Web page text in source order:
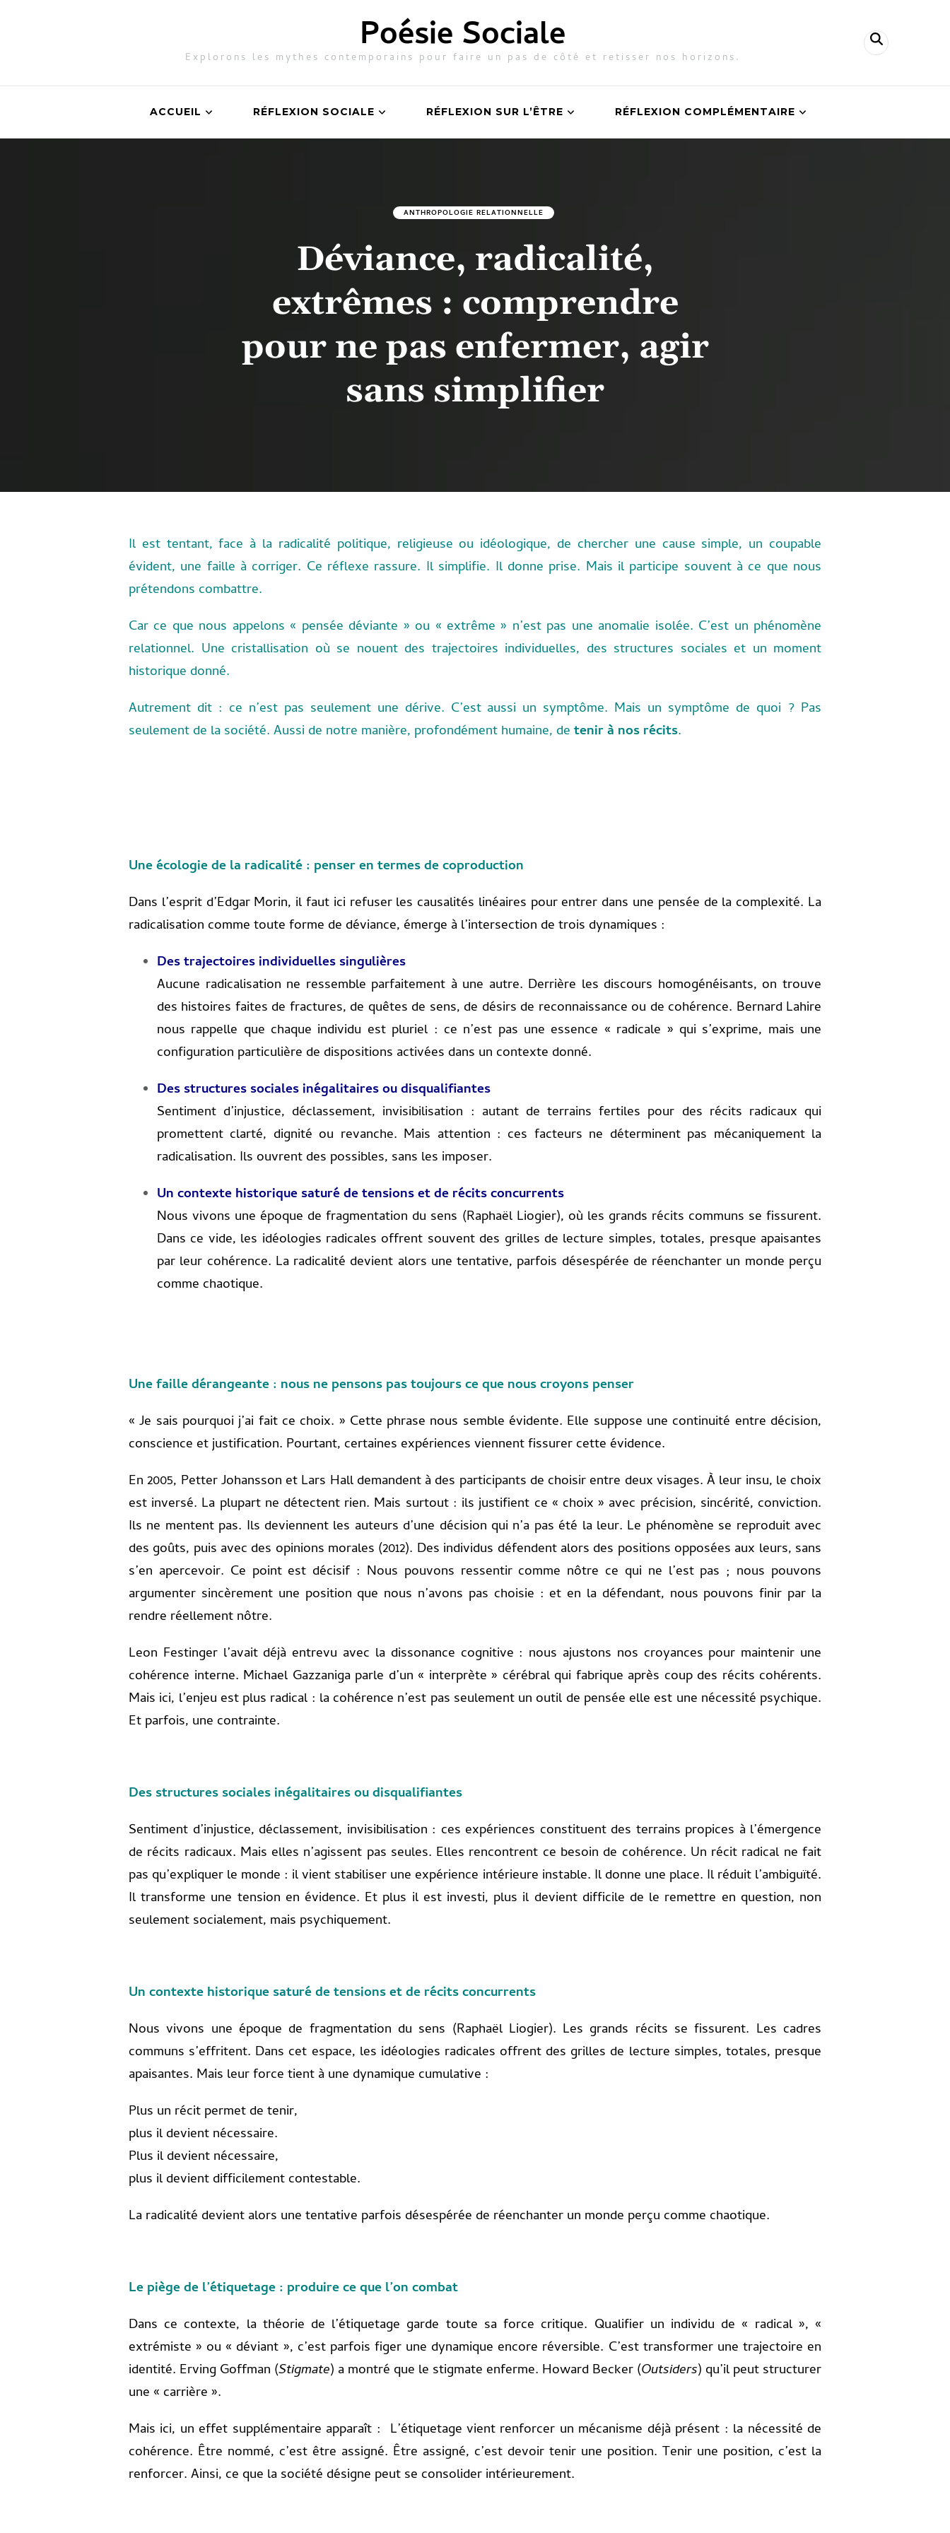
Poésie Sociale
Explorons les mythes contemporains pour faire un pas de côté et retisser nos horizons.
ACCUEIL RÉFLEXION SOCIALE RÉFLEXION SUR L’ÊTRE RÉFLEXION COMPLÉMENTAIRE
ANTHROPOLOGIE RELATIONNELLE
Déviance, radicalité,
extrêmes : comprendre
pour ne pas enfermer, agir
sans simplifier
Il est tentant, face à la radicalité politique, religieuse ou idéologique, de chercher une cause simple, un coupable
évident, une faille à corriger. Ce réflexe rassure. Il simplifie. Il donne prise. Mais il participe souvent à ce que nous
prétendons combattre.
Car ce que nous appelons « pensée déviante » ou « extrême » n’est pas une anomalie isolée. C’est un phénomène
relationnel. Une cristallisation où se nouent des trajectoires individuelles, des structures sociales et un moment
historique donné.
Autrement dit : ce n’est pas seulement une dérive. C’est aussi un symptôme. Mais un symptôme de quoi ? Pas
seulement de la société. Aussi de notre manière, profondément humaine, detenir à nos récits.
Une écologie de la radicalité : penser en termes de coproduction
Dans l’esprit d’Edgar Morin, il faut ici refuser les causalités linéaires pour entrer dans une pensée de la complexité. La
radicalisation comme toute forme de déviance, émerge à l’intersection de trois dynamiques :
Des trajectoires individuelles singulières
Aucune radicalisation ne ressemble parfaitement à une autre. Derrière les discours homogénéisants, on trouve
des histoires faites de fractures, de quêtes de sens, de désirs de reconnaissance ou de cohérence. Bernard Lahire
nous rappelle que chaque individu est pluriel : ce n’est pas une essence « radicale » qui s’exprime, mais une
configuration particulière de dispositions activées dans un contexte donné.
Des structures sociales inégalitaires ou disqualifiantes
Sentiment d’injustice, déclassement, invisibilisation : autant de terrains fertiles pour des récits radicaux qui
promettent clarté, dignité ou revanche. Mais attention : ces facteurs ne déterminent pas mécaniquement la
radicalisation. Ils ouvrent des possibles, sans les imposer.
Un contexte historique saturé de tensions et de récits concurrents
Nous vivons une époque de fragmentation du sens (Raphaël Liogier), où les grands récits communs se fissurent.
Dans ce vide, les idéologies radicales offrent souvent des grilles de lecture simples, totales, presque apaisantes
par leur cohérence. La radicalité devient alors une tentative, parfois désespérée de réenchanter un monde perçu
comme chaotique.
Une faille dérangeante : nous ne pensons pas toujours ce que nous croyons penser
« Je sais pourquoi j’ai fait ce choix. » Cette phrase nous semble évidente. Elle suppose une continuité entre décision,
conscience et justification. Pourtant, certaines expériences viennent fissurer cette évidence.
En 2005, Petter Johansson et Lars Hall demandent à des participants de choisir entre deux visages. À leur insu, le choix
est inversé. La plupart ne détectent rien. Mais surtout : ils justifient ce « choix » avec précision, sincérité, conviction.
Ils ne mentent pas. Ils deviennent les auteurs d’une décision qui n’a pas été la leur. Le phénomène se reproduit avec
des goûts, puis avec des opinions morales (2012). Des individus défendent alors des positions opposées aux leurs, sans
s’en apercevoir. Ce point est décisif : Nous pouvons ressentir comme nôtre ce qui ne l’est pas ; nous pouvons
argumenter sincèrement une position que nous n’avons pas choisie : et en la défendant, nous pouvons finir par la
rendre réellement nôtre.
Leon Festinger l’avait déjà entrevu avec la dissonance cognitive : nous ajustons nos croyances pour maintenir une
cohérence interne. Michael Gazzaniga parle d’un « interprète » cérébral qui fabrique après coup des récits cohérents.
Mais ici, l’enjeu est plus radical : la cohérence n’est pas seulement un outil de pensée elle est une nécessité psychique.
Et parfois, une contrainte.
Des structures sociales inégalitaires ou disqualifiantes
Sentiment d’injustice, déclassement, invisibilisation : ces expériences constituent des terrains propices à l’émergence
de récits radicaux. Mais elles n’agissent pas seules. Elles rencontrent ce besoin de cohérence. Un récit radical ne fait
pas qu’expliquer le monde : il vient stabiliser une expérience intérieure instable. Il donne une place. Il réduit l’ambiguïté.
Il transforme une tension en évidence. Et plus il est investi, plus il devient difficile de le remettre en question, non
seulement socialement, mais psychiquement.
Un contexte historique saturé de tensions et de récits concurrents
Nous vivons une époque de fragmentation du sens (Raphaël Liogier). Les grands récits se fissurent. Les cadres
communs s’effritent. Dans cet espace, les idéologies radicales offrent des grilles de lecture simples, totales, presque
apaisantes. Mais leur force tient à une dynamique cumulative :
Plus un récit permet de tenir,
plus il devient nécessaire.
Plus il devient nécessaire,
plus il devient difficilement contestable.
La radicalité devient alors une tentative parfois désespérée de réenchanter un monde perçu comme chaotique.
Le piège de l’étiquetage : produire ce que l’on combat
Dans ce contexte, la théorie de l’étiquetage garde toute sa force critique. Qualifier un individu de « radical », «
extrémiste » ou « déviant », c’est parfois figer une dynamique encore réversible. C’est transformer une trajectoire en
identité. Erving Goffman (Stigmate) a montré que le stigmate enferme. Howard Becker (Outsiders) qu’il peut structurer
une « carrière ».
Mais ici, un effet supplémentaire apparaît : L’étiquetage vient renforcer un mécanisme déjà présent : la nécessité de
cohérence. Être nommé, c’est être assigné. Être assigné, c’est devoir tenir une position. Tenir une position, c’est la
renforcer. Ainsi, ce que la société désigne peut se consolider intérieurement.